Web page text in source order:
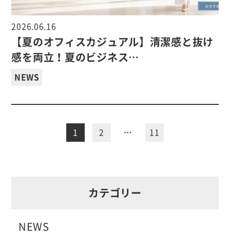
2026.06.16
【夏のオフィスカジュアル】清潔感と抜け
感を両立！夏のビジネス…
NEWS
1 2 … 11
カテゴリー
NEWS